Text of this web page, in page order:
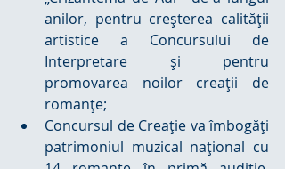
anilor, pentru creşterea calităţii
artistice a Concursului de
Interpretare şi pentru
promovarea noilor creaţii de
romanţe;
Concursul de Creaţie va îmbogăţi
patrimoniul muzical naţional cu